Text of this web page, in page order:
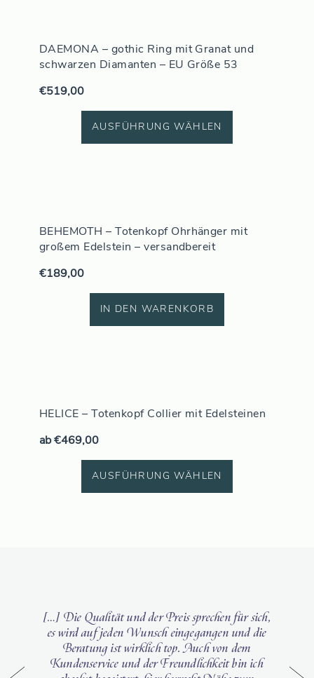
DAEMONA – gothic Ring mit Granat und
schwarzen Diamanten – EU Größe 53
€519,00
AUSFÜHRUNG WÄHLEN
BEHEMOTH – Totenkopf Ohrhänger mit
großem Edelstein – versandbereit
€189,00
IN DEN WARENKORB
HELICE – Totenkopf Collier mit Edelsteinen
ab€469,00
AUSFÜHRUNG WÄHLEN
[…] Die Qualität und der Preis sprechen für sich,
es wird auf jeden Wunsch eingegangen und die
Beratung ist wirklich top. Auch von dem
Kundenservice und der Freundlichkeit bin ich